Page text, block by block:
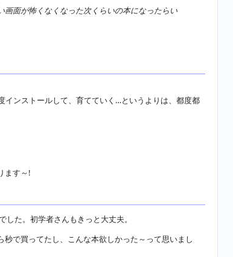
面が怖くなくなった次くらいの本になったらい
インストールして、育てていく…というよりは、都度都
ます～!
た。初学者さんもきっと大丈夫。
で買ってたし、こんな本欲しかった～って思いまし